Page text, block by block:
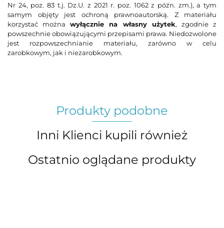
Nr 24, poz. 83 t.j. Dz.U. z 2021 r. poz. 1062 z późn. zm.), a tym
samym objęty jest ochroną prawnoautorską. Z materiału
korzystać możnawyłącznie na własny użytek, zgodnie z
powszechnie obowiązującymi przepisami prawa. Niedozwolone
jest rozpowszechnianie materiału, zarówno w celu
zarobkowym, jak i niezarobkowym.
Produkty podobne
Inni Klienci kupili również
Ostatnio oglądane produkty